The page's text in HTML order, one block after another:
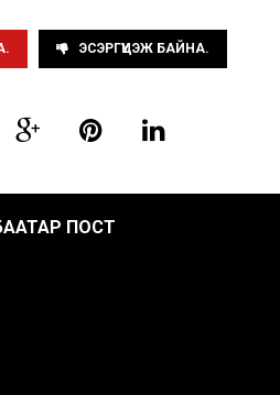
ЭСЭРГҮҮЦЭЖ БАЙНА.
ПОСТ